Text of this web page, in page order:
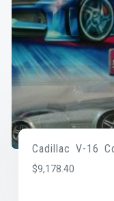
Cadillac V-16
$9,178.40